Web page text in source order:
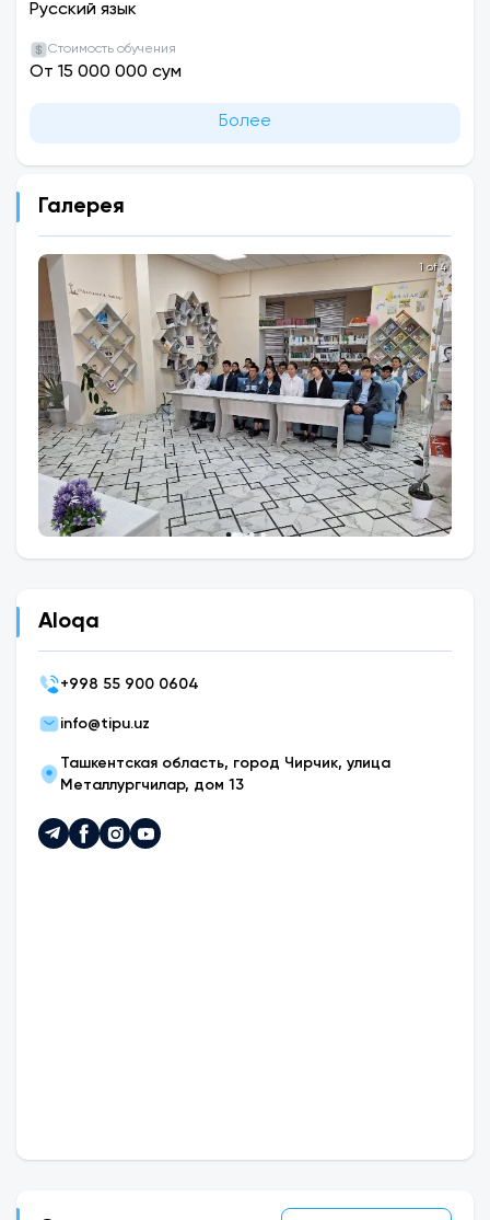
Русский язык
Стоимость обучения
От 15 000 000 сум
Более
Галерея
1 of 4
Aloqa
+998 55 900 0604
info@tipu.uz
Ташкентская область, город Чирчик, улица
Металлургчилар, дом 13